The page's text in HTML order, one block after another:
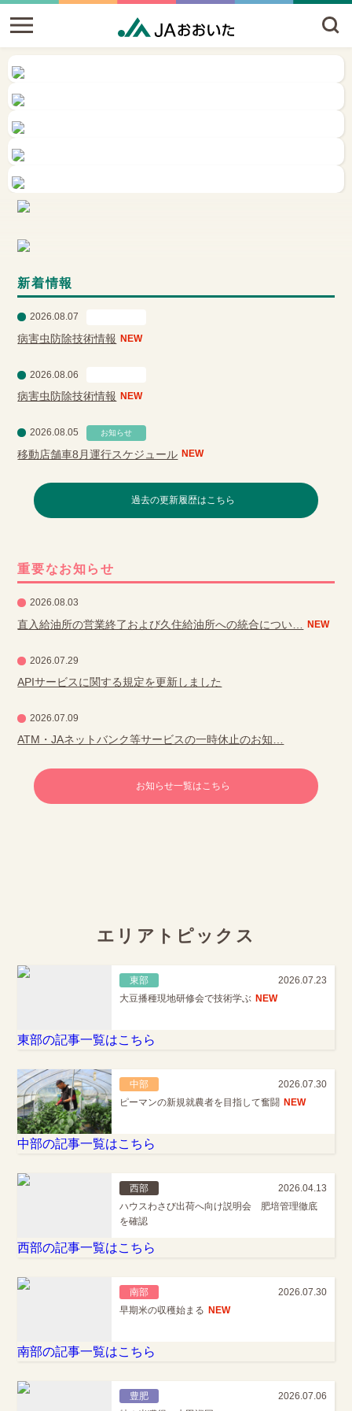
新着情報
2026.08.07
病害虫防除技術情報 NEW
2026.08.06
病害虫防除技術情報 NEW
2026.08.05 お知らせ
移動店舗車8月運行スケジュール NEW
過去の更新履歴はこちら
重要なお知らせ
2026.08.03
直入給油所の営業終了および久住給油所への統合につい… NEW
2026.07.29
APIサービスに関する規定を更新しました
2026.07.09
ATM・JAネットバンク等サービスの一時休止のお知…
お知らせ一覧はこちら
エリアトピックス
東部
2026.07.23
大豆播種現地研修会で技術学ぶ NEW
東部の記事一覧はこちら
中部
2026.07.30
ピーマンの新規就農者を目指して奮闘 NEW
中部の記事一覧はこちら
西部
2026.04.13
ハウスわさび出荷へ向け説明会 肥培管理徹底
を確認
西部の記事一覧はこちら
南部
2026.07.30
早期米の収穫始まる NEW
南部の記事一覧はこちら
豊肥
2026.07.06